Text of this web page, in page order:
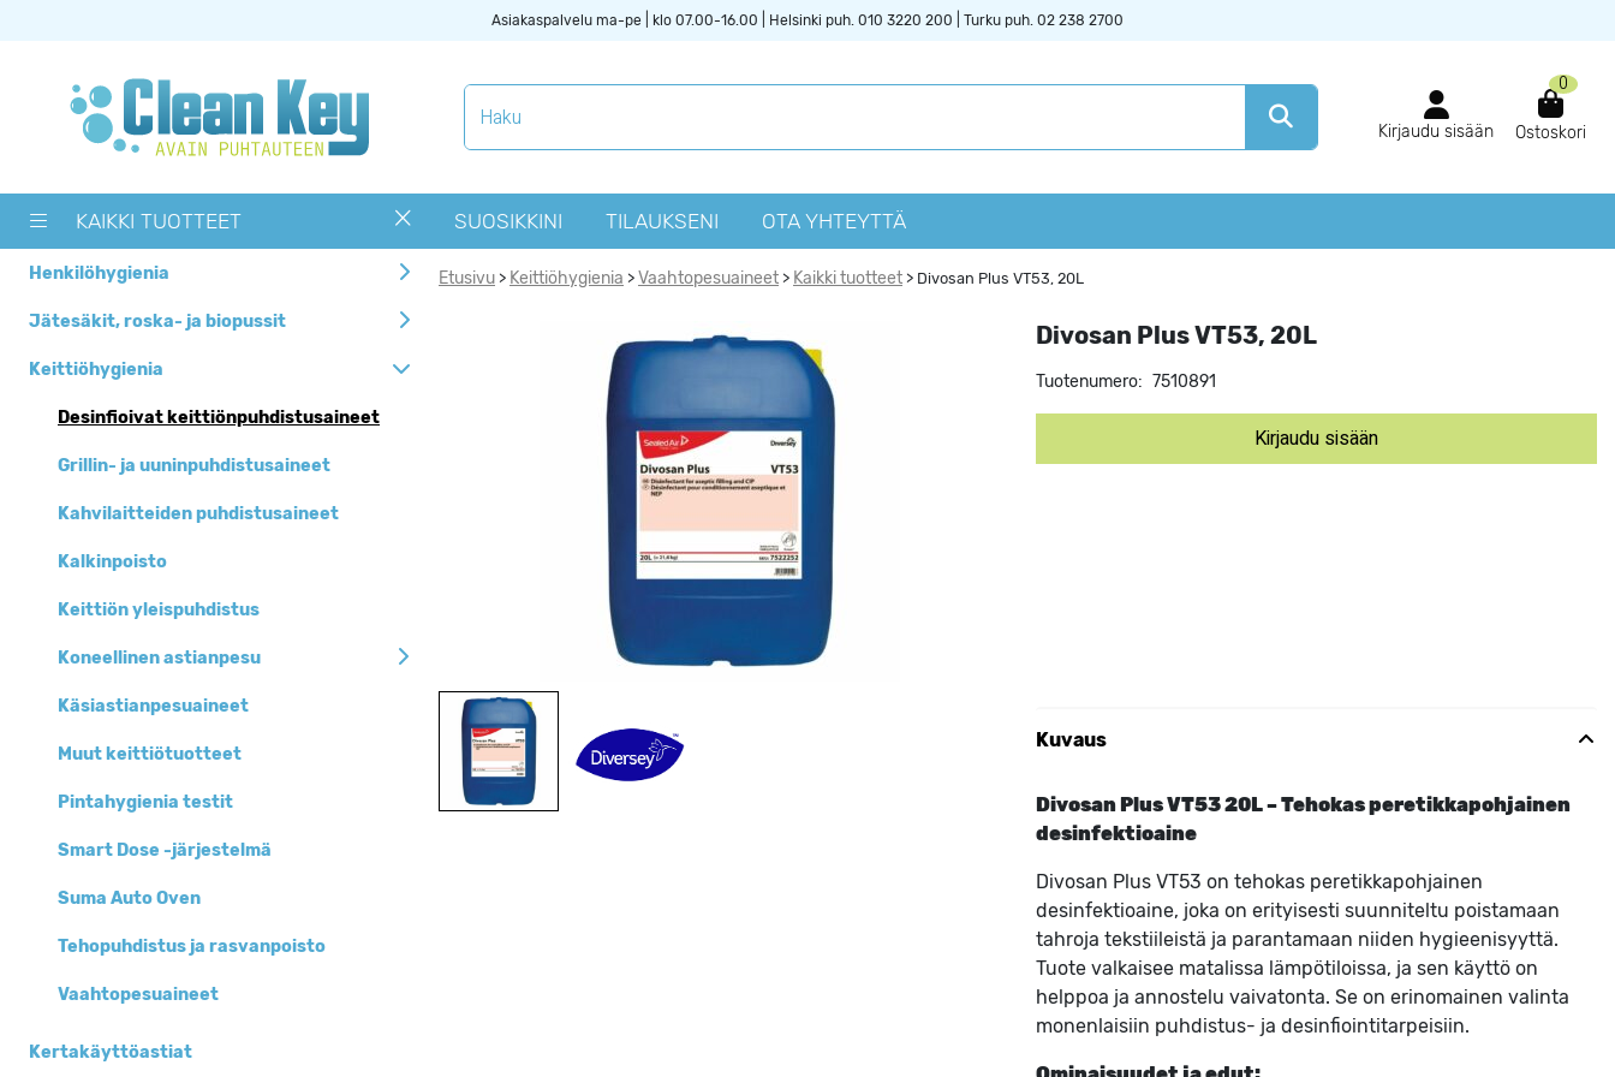
Asiakaspalvelu ma-pe | klo 07.00-16.00 | Helsinki puh. 010 3220 200 | Turku puh. 02 238 2700
Kirjaudu sisään
0
Ostoskori
KAIKKI TUOTTEET SUOSIKKINI TILAUKSENI OTA YHTEYTTÄ
Henkilöhygienia
Jätesäkit, roska- ja biopussit
Keittiöhygienia
Desinfioivat keittiönpuhdistusaineet
Grillin- ja uuninpuhdistusaineet
Kahvilaitteiden puhdistusaineet
Kalkinpoisto
Keittiön yleispuhdistus
Koneellinen astianpesu
Käsiastianpesuaineet
Muut keittiötuotteet
Pintahygienia testit
Smart Dose -järjestelmä
Suma Auto Oven
Tehopuhdistus ja rasvanpoisto
Vaahtopesuaineet
Kertakäyttöastiat
Etusivu > Keittiöhygienia > Vaahtopesuaineet > Kaikki tuotteet > Divosan Plus VT53, 20L
Divosan Plus VT53, 20L
Tuotenumero: 7510891
Kirjaudu sisään
Kuvaus
Divosan Plus VT53 20L – Tehokas peretikkapohjainen
desinfektioaine
Divosan Plus VT53 on tehokas peretikkapohjainen
desinfektioaine, joka on erityisesti suunniteltu poistamaan
tahroja tekstiileistä ja parantamaan niiden hygieenisyyttä.
Tuote valkaisee matalissa lämpötiloissa, ja sen käyttö on
helppoa ja annostelu vaivatonta. Se on erinomainen valinta
monenlaisiin puhdistus- ja desinfiointitarpeisiin.
Tuotekategoriat
Muut tuotteet
alta toimipaikka
Pyykinpesukoneet ja
tarvikkeet
Uutuudet
-tarvikkeet
Pehmopaperit ja
ja biopussit
Henkilöhygienia
Keittiöhygienia
Pyykinpesuaineet
Siivouskoneet
Toimistotarvikkeet